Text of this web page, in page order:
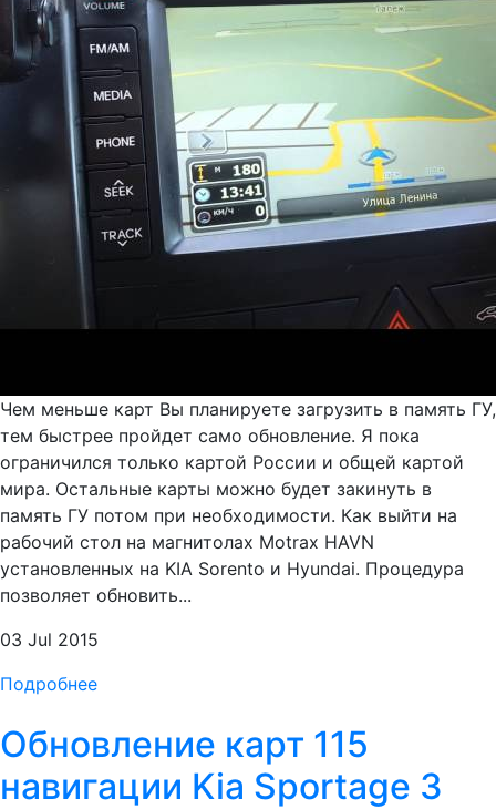
Чем меньше карт Вы планируете загрузить в память ГУ,
тем быстрее пройдет само обновление. Я пока
ограничился только картой России и общей картой
мира. Остальные карты можно будет закинуть в
память ГУ потом при необходимости. Как выйти на
рабочий стол на магнитолах Motrax HAVN
установленных на KIA Sorento и Hyundai. Процедура
позволяет обновить...
03 Jul 2015
Подробнее
Обновление карт 115
навигации Kia Sportage 3